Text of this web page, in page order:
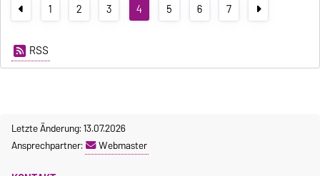
1 2 3 4 5 6 7
RSS
Letzte Änderung: 13.07.2026
Ansprechpartner:
Webmaster